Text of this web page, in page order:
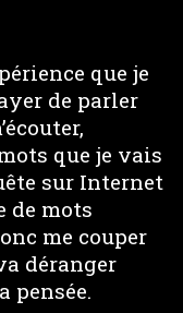
que je
de parler
que je vais
sur Internet
de mots
me couper
déranger
pensée.